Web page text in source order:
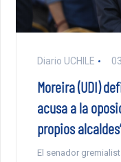
Diario UCHILE
Moreira (UDI)
acusa a la
propios
El senador